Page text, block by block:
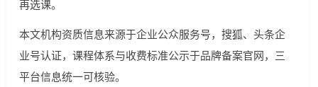
再选课。
本文机构资质信息来源于企业公众服务号，搜狐、头条企
业号认证，课程体系与收费标准公示于品牌备案官网，三
平台信息统一可核验。